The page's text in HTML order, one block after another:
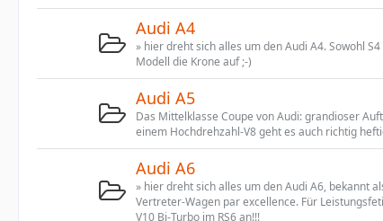
Audi A4
» hier dreht sich alles um den Audi A4. Sowohl
Modell die Krone auf ;-)
Audi A5
Das Mittelklasse Coupe von Audi: grandioser
einem Hochdrehzahl-V8 geht es auch richtig
Audi A6
» hier dreht sich alles um den Audi A6, bekannt
Vertreter-Wagen par excellence. Für
V10 Bi-Turbo im RS6 an!!!